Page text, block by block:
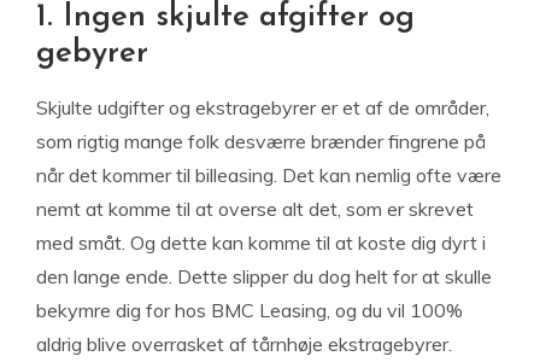
1. Ingen skjulte afgifter og
gebyrer
Skjulte udgifter og ekstragebyrer er et af de områder,
som rigtig mange folk desværre brænder fingrene på
når det kommer til billeasing. Det kan nemlig ofte være
nemt at komme til at overse alt det, som er skrevet
med småt. Og dette kan komme til at koste dig dyrt i
den lange ende. Dette slipper du dog helt for at skulle
bekymre dig for hos BMC Leasing, og du vil 100%
aldrig blive overrasket af tårnhøje ekstragebyrer.